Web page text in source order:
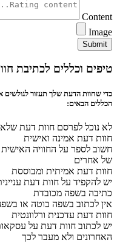
Content
Image
Submit
טיפים וכללים לכתיבת
כדי שחוות הדעת שלך תעזור לגולשים
הכללים הבאים:
לא נוכל לפרסם חוות דעת
חוות דעת אמינה ואישית
חשוב לספר על החוויה
של אחרים
חוות דעת אמיתית ומבוססת
יש להקפיד על חוות דעת
כתיבה בשפה מכובדת
אין לכתוב בשפה בוטה או
חוות דעת עדכנית ורלוונטית
האחרונים ולא מעבר לכך